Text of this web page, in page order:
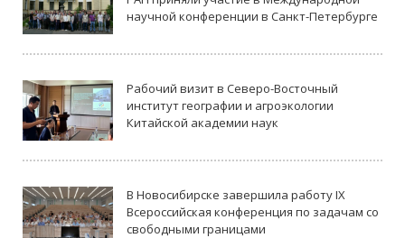
научной конференции в Санкт-Петербурге
Рабочий визит в Северо-Восточный
институт географии и агроэкологии
Китайской академии наук
В Новосибирске завершила работу IX
Всероссийская конференция по задачам со
свободными границами